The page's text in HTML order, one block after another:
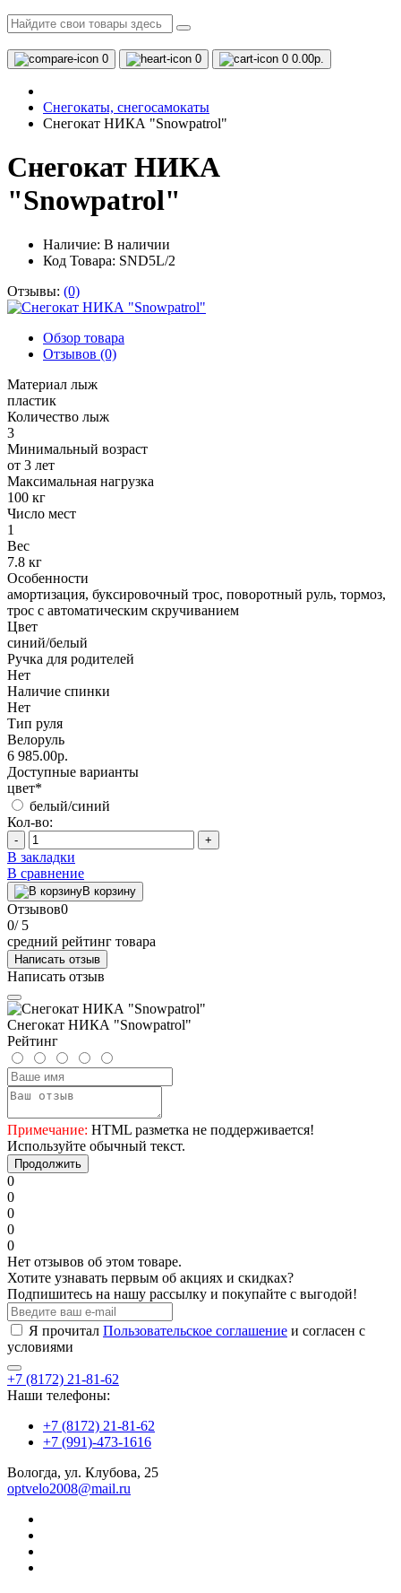
0 0 0 0.00р.
Снегокаты, снегосамокаты
Снегокат НИКА "Snowpatrol"
Снегокат НИКА
"Snowpatrol"
Наличие: В наличии
Код Товара: SND5L/2
Отзывы: (0)
Обзор товара
Отзывов (0)
Материал лыж
пластик
Количество лыж
3
Минимальный возраст
от 3 лет
Максимальная нагрузка
100 кг
Число мест
1
Вес
7.8 кг
Особенности
амортизация, буксировочный трос, поворотный руль, тормоз,
трос с автоматическим скручиванием
Цвет
синий/белый
Ручка для родителей
Нет
Наличие спинки
Нет
Тип руля
Велоруль
6 985.00р.
Доступные варианты
цвет*
белый/синий
Кол-во:
- +
В закладки
В сравнение
В корзину
Отзывов0
0/ 5
средний рейтинг товара
Написать отзыв
Написать отзыв
Снегокат НИКА "Snowpatrol"
Рейтинг
Примечание: HTML разметка не поддерживается!
Используйте обычный текст.
Продолжить
0
0
0
0
0
Нет отзывов об этом товаре.
Хотите узнавать первым об акциях и скидках?
Подпишитесь на нашу рассылку и покупайте с выгодой!
Я прочитал Пользовательское соглашение и согласен с
условиями
+7 (8172) 21-81-62
Наши телефоны:
+7 (8172) 21-81-62
+7 (991)-473-1616
Вологда, ул. Клубова, 25
optvelo2008@mail.ru